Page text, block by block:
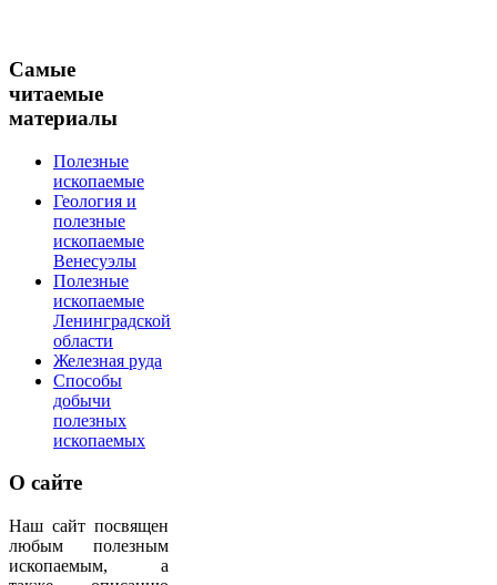
Самые
читаемые
материалы
Полезные
ископаемые
Геология и
полезные
ископаемые
Венесуэлы
Полезные
ископаемые
Ленинградской
области
Железная руда
Способы
добычи
полезных
ископаемых
О сайте
Наш сайт посвящен
любым полезным
ископаемым, а